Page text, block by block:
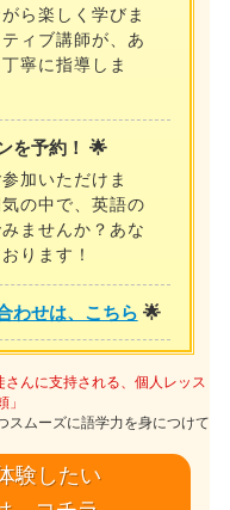
ら楽しく学びま
ィブ講師が、あ
寧に指導しま
を予約！ 🌟
加いただけま
の中で、英語の
ませんか？あな
ります！
わせは、こちら 🌟
さんに支持される、個人レッス
スムーズに語学力を身につけて
験したい